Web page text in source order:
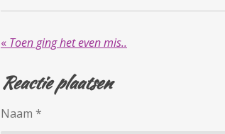
« Toen ging het even mis..
Reactie plaatsen
Naam *